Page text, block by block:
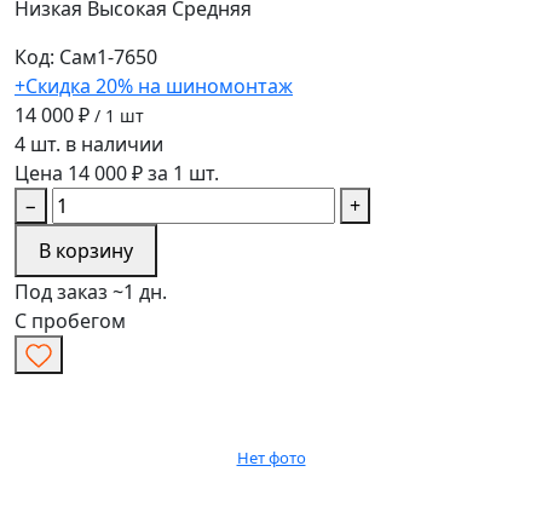
Низкая Высокая Средняя
Код: Сам1-7650
+Скидка 20% на шиномонтаж
14 000 ₽ / 1 шт
4 шт. в наличии
Цена 14 000 ₽ за 1 шт.
−
+
В корзину
Под заказ ~1 дн.
С пробегом
Нет фото